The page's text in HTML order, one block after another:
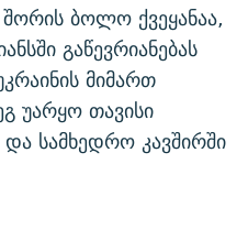
ბოლო ქვეყანაა,
გაწევრიანებას
მიმართ
უარყო თავისი
სამხედრო კავშირში